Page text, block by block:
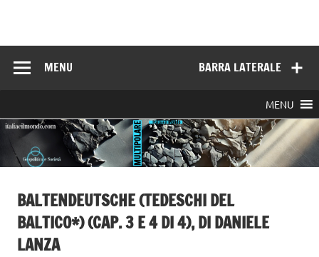
BARRA LATERALE
MENU
MENU
BALTENDEUTSCHE (TEDESCHI DEL
BALTICO*) (CAP. 3 E 4 DI 4), DI DANIELE
LANZA